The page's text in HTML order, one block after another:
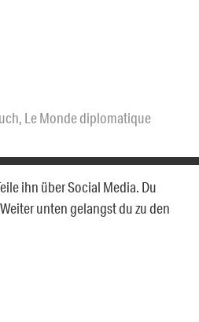
, Le Monde diplomatique
ihn über Social Media. Du
unten gelangst du zu den